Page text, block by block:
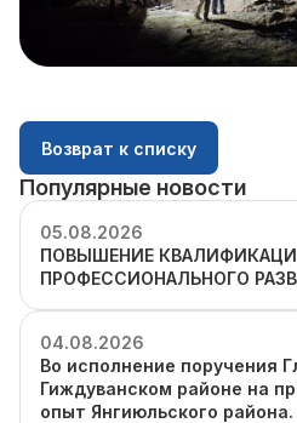
Возврат к списку
Популярные новости
05.08.2026
ПОВЫШЕНИЕ
ПРОФЕССИОНАЛЬНОГО
04.08.2026
Во исполнение поручения
Гиждуванском районе на
опыт Янгиюльского района.